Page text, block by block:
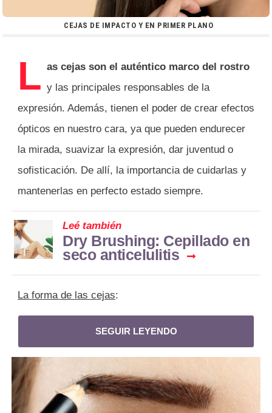
CEJAS DE IMPACTO Y EN PRIMER PLANO
L as cejas son el auténtico marco del rostro
y las principales responsables de la
expresión. Además, tienen el poder de crear efectos
ópticos en nuestro cara, ya que pueden endurecer
la mirada, suavizar la expresión, dar juventud o
sofisticación. De allí, la importancia de cuidarlas y
mantenerlas en perfecto estado siempre.
Leé también
Dry Brushing: Cepillado en
seco anticelulitis
La forma de las cejas:
SEGUIR LEYENDO